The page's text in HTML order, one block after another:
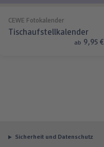
CEWE Fotokalender
Tischaufstellkalender
ab 9,95 €
Sicherheit und Datenschutz